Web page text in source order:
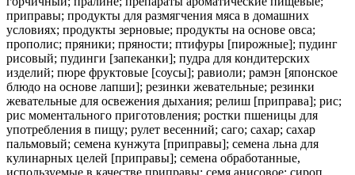
приправы; продукты для размягчения мяса в домашних
условиях; продукты зерновые; продукты на основе овса;
прополис; пряники; пряности; птифуры [пирожные]; пудинг
рисовый; пудинги [запеканки]; пудра для кондитерских
изделий; пюре фруктовые [соусы]; равиоли; рамэн [японское
блюдо на основе лапши]; резинки жевательные; резинки
жевательные для освежения дыхания; релиш [приправа]; рис;
рис моментального приготовления; ростки пшеницы для
употребления в пищу; рулет весенний; саго; сахар; сахар
пальмовый; семена кунжута [приправы]; семена льна для
кулинарных целей [приправы]; семена обработанные,
используемые в качестве приправы; семя анисовое; сироп